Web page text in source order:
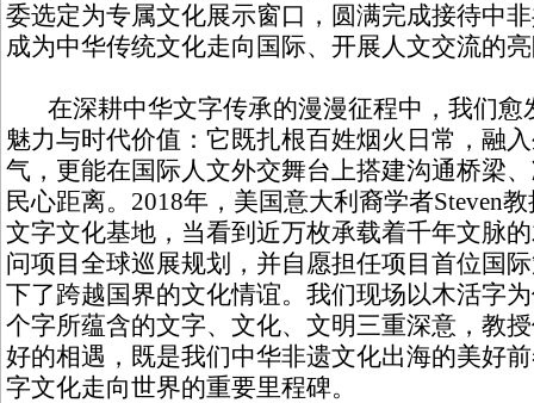
委选定为专属文化展示窗口，圆满完成接待中
成为中华传统文化走向国际、开展人文交流的
在深耕中华文字传承的漫漫征程中，我们愈
魅力与时代价值：它既扎根百姓烟火日常，融
气，更能在国际人文外交舞台上搭建沟通桥梁
民心距离。2018年，美国意大利裔学者Steven
文字文化基地，当看到近万枚承载着千年文脉
问项目全球巡展规划，并自愿担任项目首位国
下了跨越国界的文化情谊。我们现场以木活字
个字所蕴含的文字、文化、文明三重深意，教
好的相遇，既是我们中华非遗文化出海的美好
字文化走向世界的重要里程碑。